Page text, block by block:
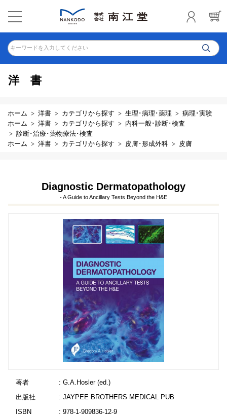
キーワードを入力してください
洋書
ホーム 洋書 カテゴリから探す 生理･病理･薬理
病理･実験
ホーム
洋書 カテゴリから探す
内科一般･診断･検査
診断･治療･薬物療法･検査
ホーム
洋書 カテゴリから探す 皮膚･形成外科 皮膚
Diagnostic Dermatopathology
- A Guide to Ancillary Tests Beyond the H&E
著者
: G.A.Hosler (ed.)
出版社
: JAYPEE BROTHERS MEDICAL PUB
ISBN
: 978-1-909836-12-9